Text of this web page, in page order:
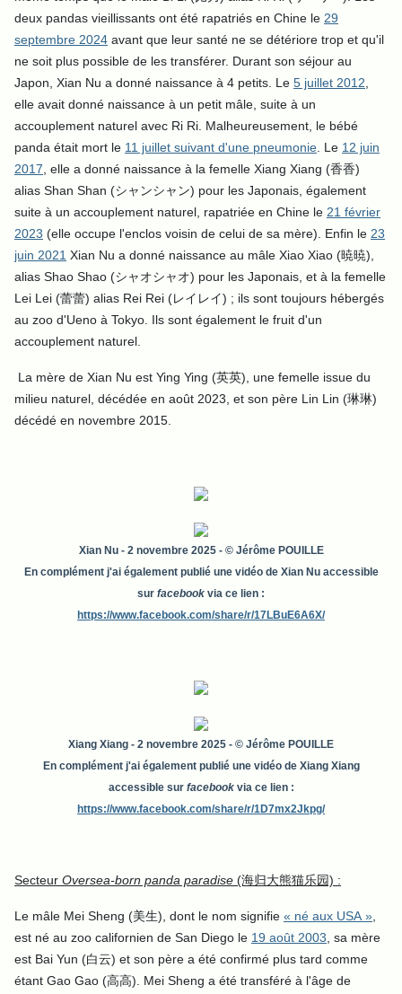
deux pandas vieillissants ont été rapatriés en Chine le 29
septembre 2024 avant que leur santé ne se détériore trop et qu'il
ne soit plus possible de les transférer. Durant son séjour au
Japon, Xian Nu a donné naissance à 4 petits. Le 5 juillet 2012
elle avait donné naissance à un petit mâle, suite à un
accouplement naturel avec Ri Ri. Malheureusement, le bébé
panda était mort le 11 juillet suivant d'une pneumonie . Le 12 juin
2017 , elle a donné naissance à la femelle Xiang Xiang (香香)
alias Shan Shan (シャンシャン) pour les Japonais, également
suite à un accouplement naturel, rapatriée en Chine le 21 février
2023 (elle occupe l'enclos voisin de celui de sa mère). Enfin le 23
juin 2021 Xian Nu a donné naissance au mâle Xiao Xiao (暁暁),
alias Shao Shao (シャオシャオ) pour les Japonais, et à la femelle
Lei Lei (蕾蕾) alias Rei Rei (レイレイ) ; ils sont toujours hébergés
au zoo d'Ueno à Tokyo. Ils sont également le fruit d'un
accouplement naturel.
La mère de Xian Nu est Ying Ying (英英), une femelle issue du
milieu naturel, décédée en août 2023, et son père Lin Lin (琳琳)
décédé en novembre 2015.
Xian Nu- 2 novembre 2025 - © Jérôme POUILLE
En complément j'ai également publié une vidéo de Xian Nu accessible
sur facebook via ce lien :
https://www.facebook.com/share/r/17LBuE6A6X/
Xiang Xiang - 2 novembre 2025 - © Jérôme POUILLE
En complément j'ai également publié une vidéo de Xiang Xiang
accessible sur facebookvia ce lien :
https://www.facebook.com/share/r/1D7mx2Jkpg/
Secteur Oversea-born panda paradise (海归大熊猫乐园) :
Le mâle Mei Sheng (美生), dont le nom signifie « né aux USA »
est né au zoo californien de San Diego le 19 août 2003 , sa mère
est Bai Yun (白云) et son père a été confirmé plus tard comme
étant Gao Gao (高高). Mei Sheng a été transféré à l'âge de